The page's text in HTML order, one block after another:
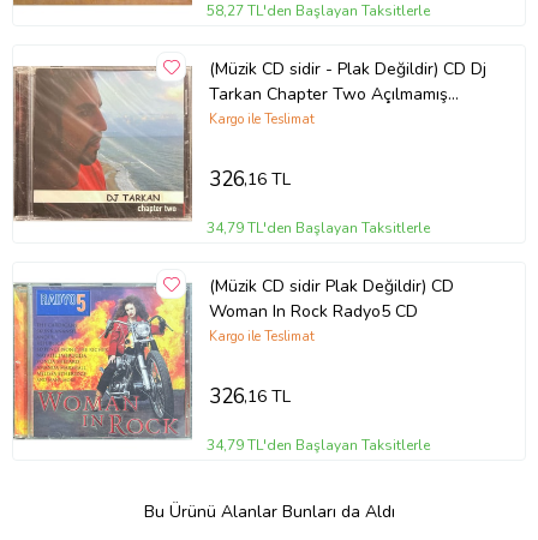
58,27 TL'den Başlayan Taksitlerle
(Müzik CD sidir - Plak Değildir) CD Dj
Tarkan Chapter Two Açılmamış
Jelatininde CD
Kargo ile Teslimat
326,16 TL
34,79 TL'den Başlayan Taksitlerle
(Müzik CD sidir Plak Değildir) CD
Woman In Rock Radyo5 CD
Kargo ile Teslimat
326,16 TL
34,79 TL'den Başlayan Taksitlerle
Bu Ürünü Alanlar Bunları da Aldı